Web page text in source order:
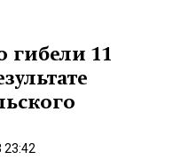
гибели 11
23:42